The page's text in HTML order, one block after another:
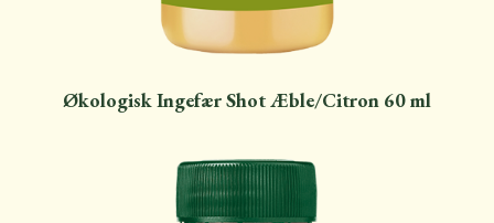
Økologisk Ingefær Shot Æble/Citron 60 ml